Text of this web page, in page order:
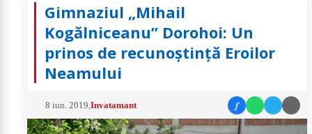
Gimnaziul „Mihail
Kogălniceanu” Dorohoi: Un
prinos de recunoștință Eroilor
Neamului
8 iun. 2019 ,Invatamant f